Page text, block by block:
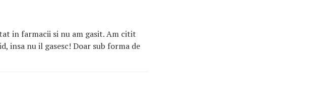
in farmacii si nu am gasit. Am citit
insa nu il gasesc! Doar sub forma de